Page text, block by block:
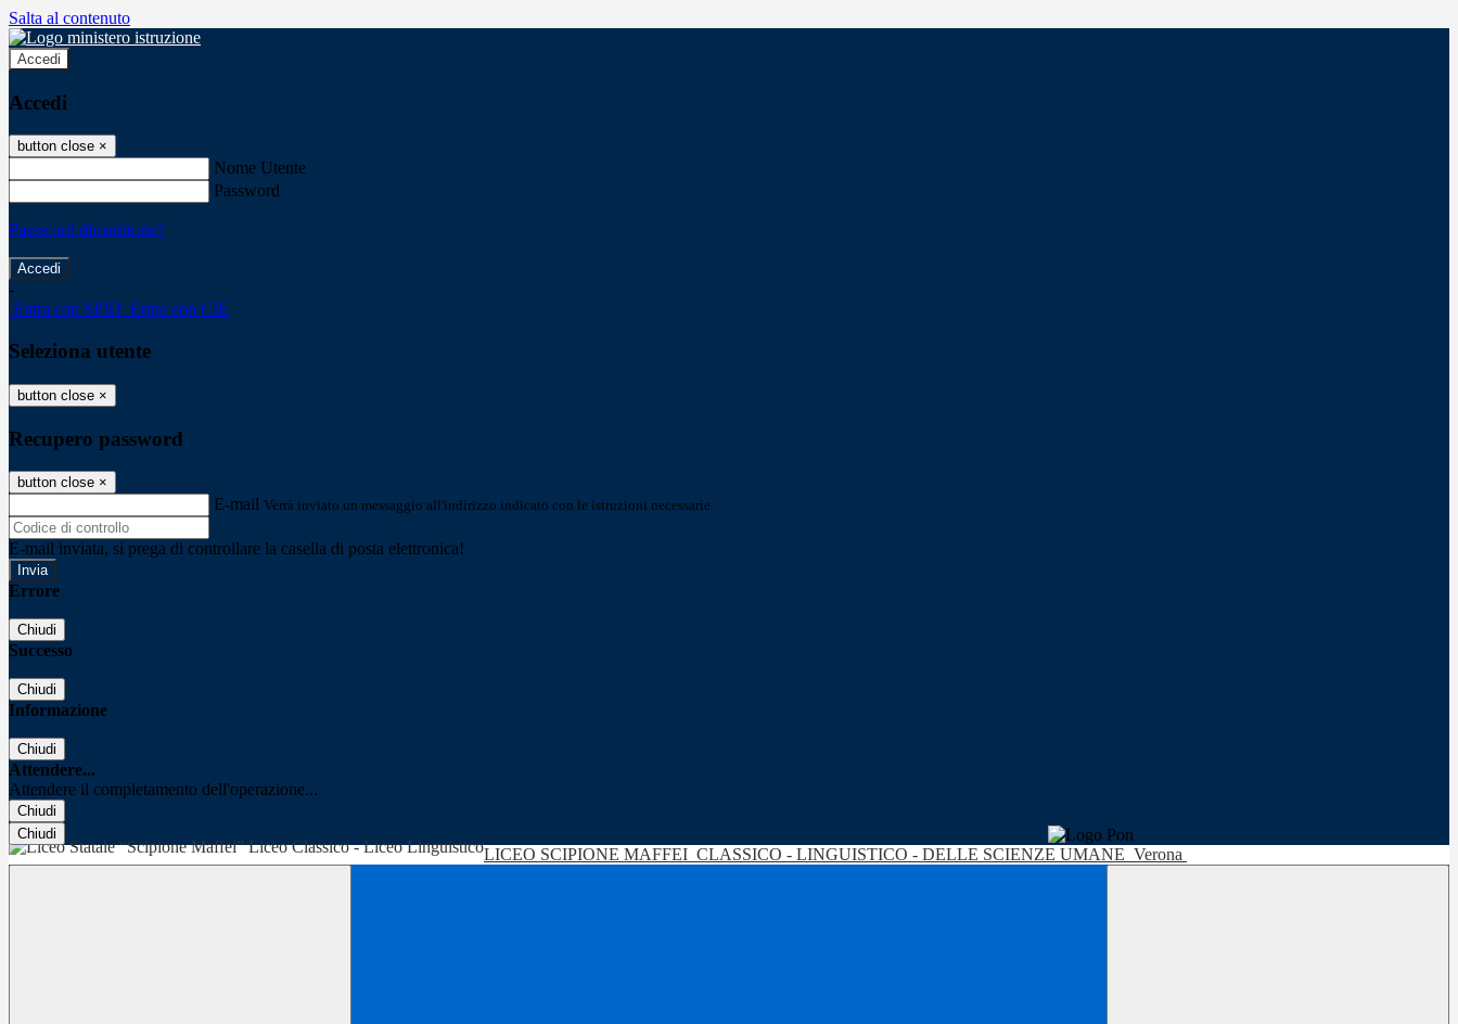
Salta al contenuto
Accedi
Accedi
button close ×
Nome Utente
Password
Password dimenticata?
-
Entra con SPID Entra con CIE
Seleziona utente
button close ×
Recupero password
button close ×
E-mail Verrà inviato un messaggio all'indirizzo indicato con le istruzioni necessarie.
E-mail inviata, si prega di controllare la casella di posta elettronica!
Errore
Chiudi
Successo
Chiudi
Informazione
Chiudi
Attendere...
Attendere il completamento dell'operazione...
Chiudi
Chiudi
LICEO SCIPIONE MAFFEI CLASSICO - LINGUISTICO - DELLE SCIENZE UMANE Verona